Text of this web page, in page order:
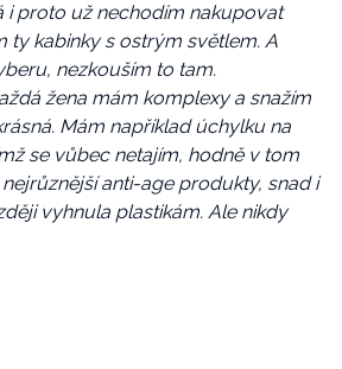
i proto už nechodím nakupovat
ty kabinky s ostrým světlem. A
nezkouším to tam.
žena mám komplexy a snažím
Mám například úchylku na
se vůbec netajím, hodně v tom
anti-age produkty, snad i
vyhnula plastikám. Ale nikdy